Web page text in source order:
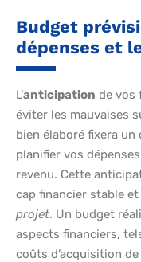
Budget
dépenses et
L’anticipation de vos
éviter les mauvaises
bien élaboré fixera
planifier vos
revenu. Cette
cap financier stable
projet. Un budget
aspects financiers,
coûts d’acquisition